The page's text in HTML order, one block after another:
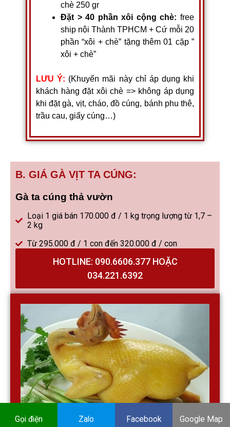
chè 250 gr
Đặt > 40 phần xôi cộng chè: free
ship nội Thành TPHCM + Cứ mỗi 20
phần “xôi + chè” tặng thêm 01 cặp ”
xôi + chè”
LƯU Ý: (Khuyến mãi này chỉ áp dụng khi
khách hàng đặt xôi chè => không áp dụng
khi đặt gà, vịt, cháo, đồ cúng, bánh phu thê,
trầu cau, giấy cúng…)
B. GIÁ GÀ VỊT TA CÚNG:
Gà ta cúng thả vườn
Loại 1 giá bán 170.000 đ / 1 kg trọng lượng từ 1,7 –
2 kg
Từ 295.000 đ / 1 con đến 320.000 đ / con
HOTLINE: 090.6606.377 HOẶC
034.221.6392
Gọi điện Zalo Facebook Google Map